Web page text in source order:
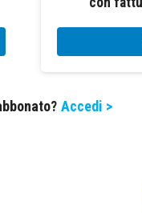
quello relativo
documento di
in applicazione
applicativo della
al 30 giugno 2026. In
Accedi >